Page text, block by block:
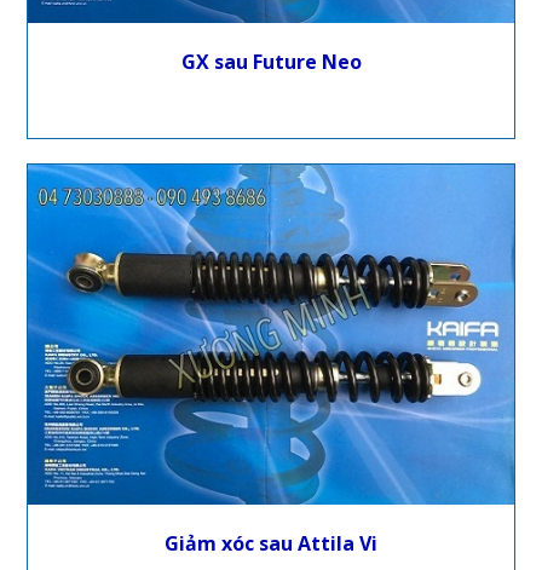
GX sau Future Neo
Giảm xóc sau Attila Vi